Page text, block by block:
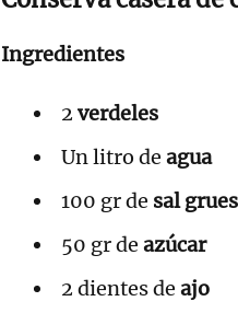
Ingredientes
2 verdeles
Un litro de agua
100 gr de sal
50 gr de azúcar
2 dientes de ajo